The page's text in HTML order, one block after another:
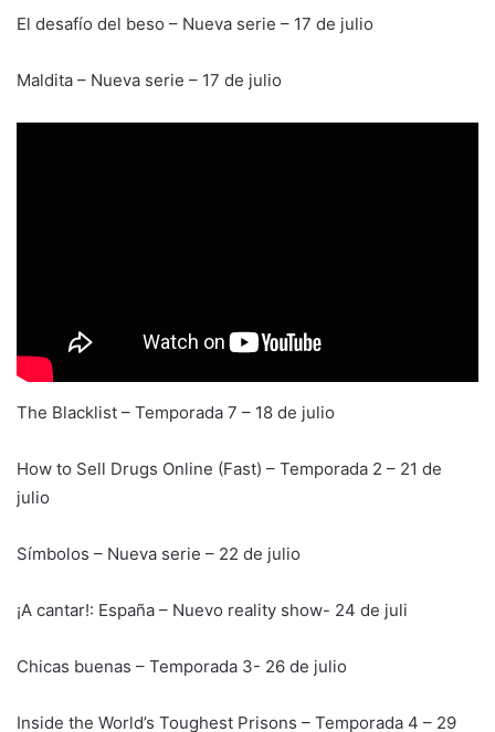
El desafío del beso – Nueva serie – 17 de julio
Maldita – Nueva serie – 17 de julio
The Blacklist – Temporada 7 – 18 de julio
How to Sell Drugs Online (Fast) – Temporada 2 – 21 de
julio
Símbolos – Nueva serie – 22 de julio
¡A cantar!: España – Nuevo reality show- 24 de juli
Chicas buenas – Temporada 3- 26 de julio
Inside the World’s Toughest Prisons – Temporada 4 – 29